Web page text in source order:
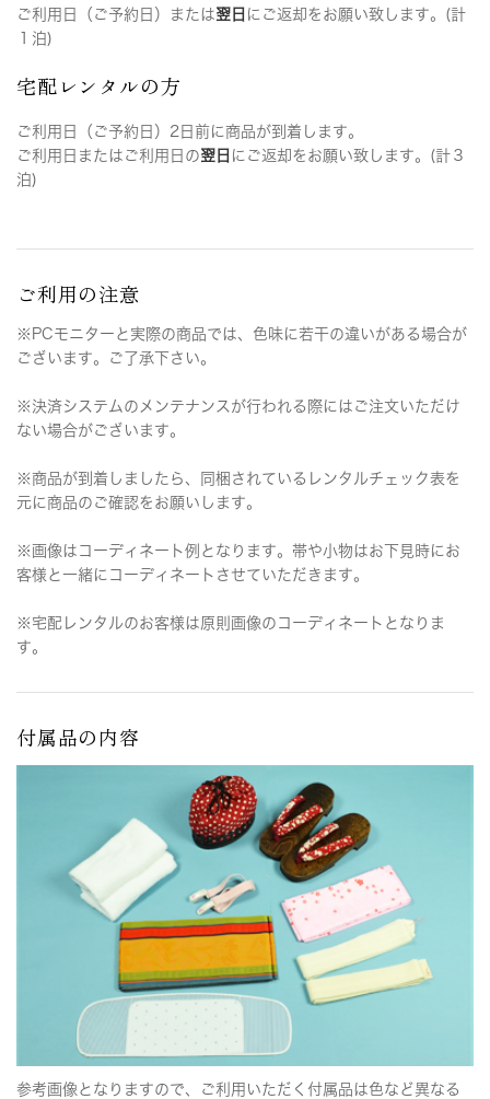
ご利用日（ご予約日）または翌日 にご返却をお願い致します。(計
１泊)
宅配レンタルの方
ご利用日（ご予約日）2日前に商品が到着します。
ご利用日またはご利用日の翌日 にご返却をお願い致します。(計３
泊)
ご利用の注意
※PCモニターと実際の商品では、色味に若干の違いがある場合が
ございます。ご了承下さい。
※決済システムのメンテナンスが行われる際にはご注文いただけ
ない場合がございます。
※商品が到着しましたら、同梱されているレンタルチェック表を
元に商品のご確認をお願いします。
※画像はコーディネート例となります。帯や小物はお下見時にお
客様と一緒にコーディネートさせていただきます。
※宅配レンタルのお客様は原則画像のコーディネートとなりま
す。
付属品の内容
参考画像となりますので、ご利用いただく付属品は色など異なる